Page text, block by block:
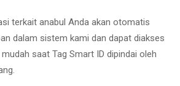
terkait anabul Anda akan otomatis
dalam sistem kami dan dapat diakses
saat Tag Smart ID dipindai oleh